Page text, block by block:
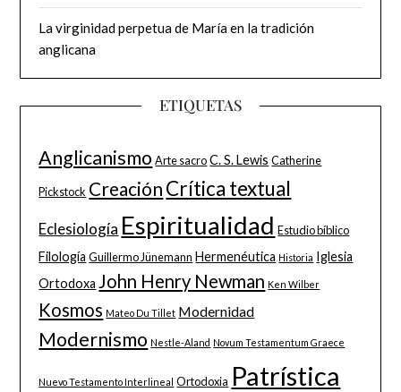
La virginidad perpetua de María en la tradición
anglicana
ETIQUETAS
Anglicanismo Arte sacro C. S. Lewis Catherine
Pickstock Creación Crítica textual
Eclesiología Espiritualidad Estudio bíblico
Filología Guillermo Jünemann Hermenéutica Historia Iglesia
Ortodoxa John Henry Newman Ken Wilber
Kosmos Mateo Du Tillet Modernidad
Modernismo Nestle-Aland Novum Testamentum Graece
Nuevo Testamento Interlineal Ortodoxia Patrística